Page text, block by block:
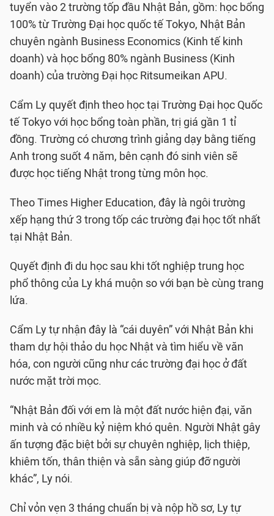
tuyển vào 2 trường tốp đầu Nhật Bản, gồm: học bổng
100% từ Trường Đại học quốc tế Tokyo, Nhật Bản
chuyên ngành Business Economics (Kinh tế kinh
doanh) và học bổng 80% ngành Business (Kinh
doanh) của trường Đại học Ritsumeikan APU.
Cẩm Ly quyết định theo học tại Trường Đại học Quốc
tế Tokyo với học bổng toàn phần, trị giá gần 1 tỉ
đồng. Trường có chương trình giảng dạy bằng tiếng
Anh trong suốt 4 năm, bên cạnh đó sinh viên sẽ
được học tiếng Nhật trong từng môn học.
Theo Times Higher Education, đây là ngôi trường
xếp hạng thứ 3 trong tốp các trường đại học tốt nhất
tại Nhật Bản.
Quyết định đi du học sau khi tốt nghiệp trung học
phổ thông của Ly khá muộn so với bạn bè cùng trang
lứa.
Cẩm Ly tự nhận đây là “cái duyên” với Nhật Bản khi
tham dự hội thảo du học Nhật và tìm hiểu về văn
hóa, con người cũng như các trường đại học ở đất
nước mặt trời mọc.
“Nhật Bản đối với em là một đất nước hiện đại, văn
minh và có nhiều kỷ niệm khó quên. Người Nhật gây
ấn tượng đặc biệt bởi sự chuyên nghiệp, lịch thiệp,
khiêm tốn, thân thiện và sẵn sàng giúp đỡ người
khác”, Ly nói.
Chỉ vỏn vẹn 3 tháng chuẩn bị và nộp hồ sơ, Ly tự